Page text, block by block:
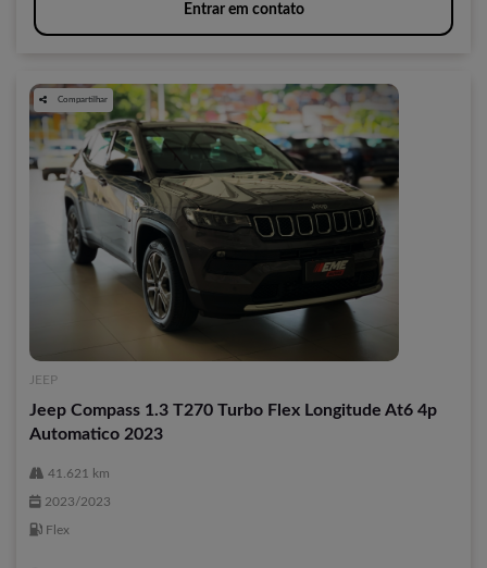
Entrar em contato
Compartilhar
JEEP
Jeep Compass 1.3 T270 Turbo Flex Longitude At6 4p
Automatico 2023
41.621 km
2023/2023
Flex